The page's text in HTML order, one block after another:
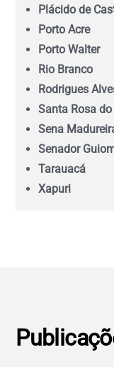
Plácido de
Porto Acre
Porto Walter
Rio Branco
Rodrigues
Santa Rosa
Sena
Senador
Tarauacá
Xapuri